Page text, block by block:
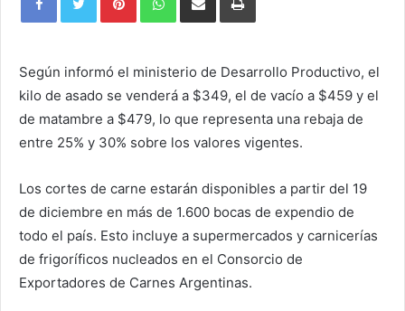
Email
Según informó el ministerio de Desarrollo Productivo, el
kilo de asado se venderá a $349, el de vacío a $459 y el
de matambre a $479, lo que representa una rebaja de
entre 25% y 30% sobre los valores vigentes.
Los cortes de carne estarán disponibles a partir del 19
de diciembre en más de 1.600 bocas de expendio de
todo el país. Esto incluye a supermercados y carnicerías
de frigoríficos nucleados en el Consorcio de
Exportadores de Carnes Argentinas.